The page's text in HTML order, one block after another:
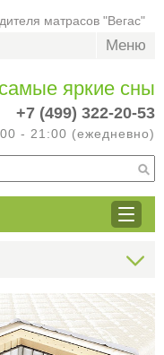
матрасов "Вегас"
Меню
самые яркие сны
+7 (499) 322-20-53
- 21:00 (ежедневно)